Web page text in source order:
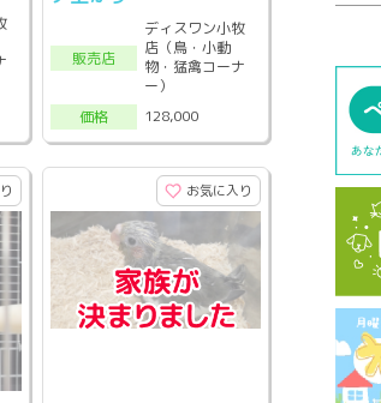
販売店
ディスワン小牧
店（鳥・小動
物・猛禽コーナ
ー）
価格
128,000
お気に入り